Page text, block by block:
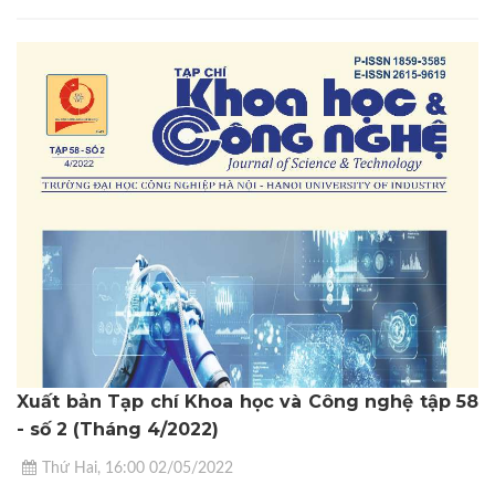
Xuất bản Tạp chí Khoa học và Công nghệ tập 58
- số 2 (Tháng 4/2022)
Thứ Hai, 16:00 02/05/2022